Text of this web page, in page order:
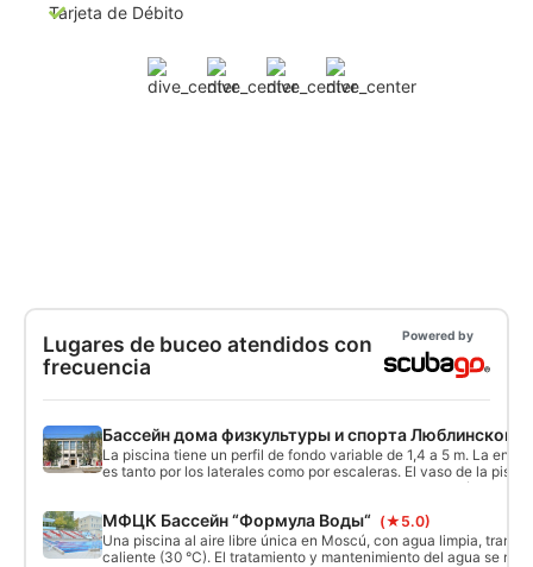
Tarjeta de Débito
Lugares de buceo atendidos con
frecuencia
Powered by
Бассейн дома физкультуры и спорта
La piscina tiene un perfil de fondo variable de 1,4 a 5 m. La
es tanto por los laterales como por escaleras. El vaso de la
El tratamiento y mantenimiento del agua se realiza según las
МФЦК Бассейн “Формула Воды“ (★5.0)
Una piscina al aire libre única en Moscú, con agua limpia,
caliente (30 °C). El tratamiento y mantenimiento del agua se